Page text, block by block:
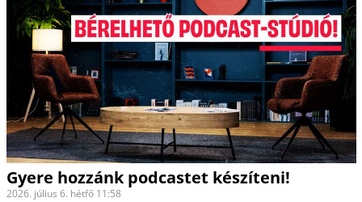
Gyere hozzánk podcastet készíteni!
2026. július 6. hétfő 11:58